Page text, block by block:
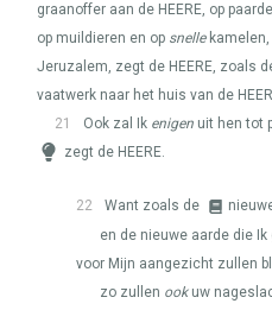
graanoffer aan de HEERE, op
op muildieren en op snellekamelen,
Jeruzalem, zegt de HEERE, zoals
vaatwerk naar het huis van de
21
Ook zal Ik enigen uit hen tot
zegt de HEERE.
22 Want zoals de
en de nieuwe aarde die Ik
voor Mijn aangezicht zullen
zo zullen ookuw